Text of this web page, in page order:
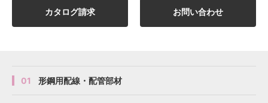
カタログ請求 お問い合わせ
01 形鋼用配線・配管部材